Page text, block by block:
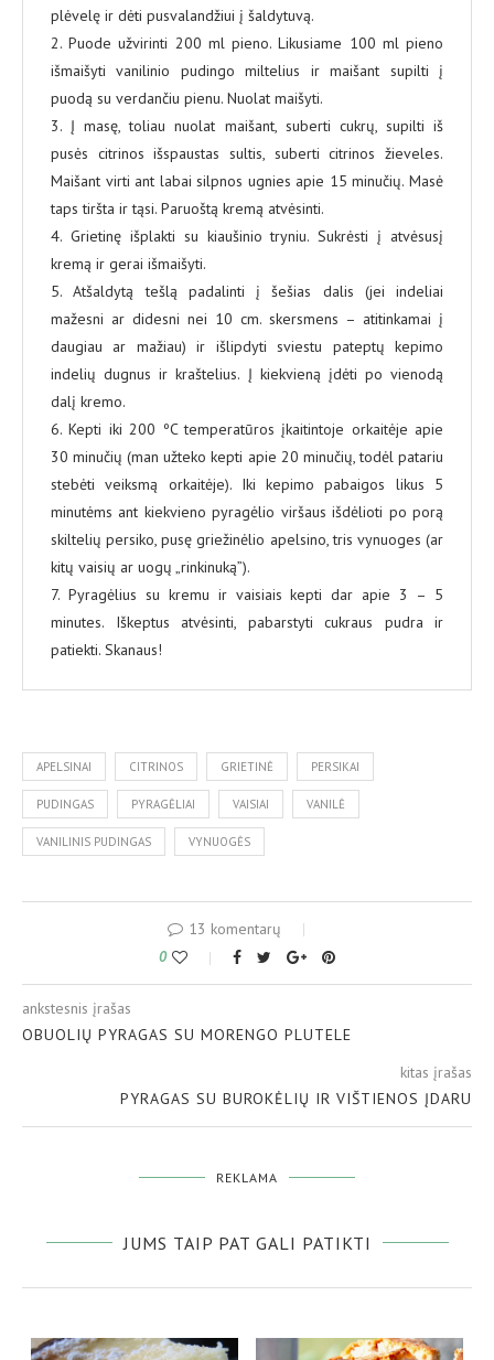
plėvelę ir dėti pusvalandžiui į šaldytuvą.
2. Puode užvirinti 200 ml pieno. Likusiame 100 ml pieno
išmaišyti vanilinio pudingo miltelius ir maišant supilti į
puodą su verdančiu pienu. Nuolat maišyti.
3. Į masę, toliau nuolat maišant, suberti cukrų, supilti iš
pusės citrinos išspaustas sultis, suberti citrinos žieveles.
Maišant virti ant labai silpnos ugnies apie 15 minučių. Masė
taps tiršta ir tąsi. Paruoštą kremą atvėsinti.
4. Grietinę išplakti su kiaušinio tryniu. Sukrėsti į atvėsusį
kremą ir gerai išmaišyti.
5. Atšaldytą tešlą padalinti į šešias dalis (jei indeliai
mažesni ar didesni nei 10 cm. skersmens – atitinkamai į
daugiau ar mažiau) ir išlipdyti sviestu pateptų kepimo
indelių dugnus ir kraštelius. Į kiekvieną įdėti po vienodą
dalį kremo.
6. Kepti iki 200 ºC temperatūros įkaitintoje orkaitėje apie
30 minučių (man užteko kepti apie 20 minučių, todėl patariu
stebėti veiksmą orkaitėje). Iki kepimo pabaigos likus 5
minutėms ant kiekvieno pyragėlio viršaus išdėlioti po porą
skiltelių persiko, pusę griežinėlio apelsino, tris vynuoges (ar
kitų vaisių ar uogų „rinkinuką”).
7. Pyragėlius su kremu ir vaisiais kepti dar apie 3 – 5
minutes. Iškeptus atvėsinti, pabarstyti cukraus pudra ir
patiekti. Skanaus!
APELSINAI CITRINOS GRIETINĖ PERSIKAI
PUDINGAS PYRAGĖLIAI VAISIAI VANILĖ
VANILINIS PUDINGAS VYNUOGĖS
13 komentarų
0
ankstesnis įrašas
OBUOLIŲ PYRAGAS SU MORENGO PLUTELE
kitas įrašas
PYRAGAS SU BUROKĖLIŲ IR VIŠTIENOS ĮDARU
REKLAMA
JUMS TAIP PAT GALI PATIKTI